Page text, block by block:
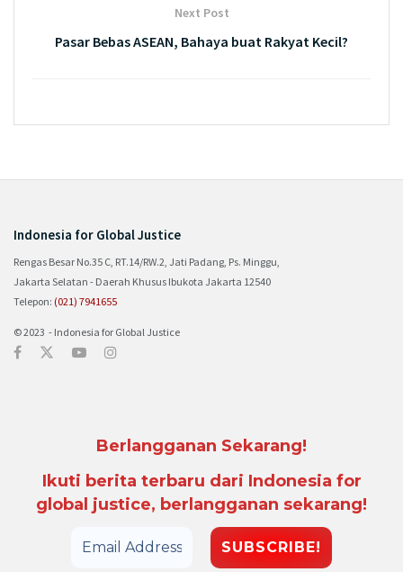
Next Post
Pasar Bebas ASEAN, Bahaya buat Rakyat Kecil?
Indonesia for Global Justice
Rengas Besar No.35 C, RT.14/RW.2, Jati Padang, Ps. Minggu,
Jakarta Selatan - Daerah Khusus Ibukota Jakarta 12540
Telepon: (021) 7941655
© 2023 - Indonesia for Global Justice
Berlangganan Sekarang!
Ikuti berita terbaru dari Indonesia for
global justice, berlangganan sekarang!